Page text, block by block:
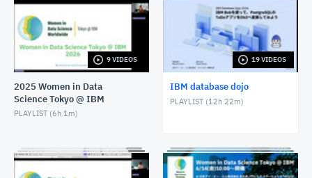
watsonx.data上のベクトル・データベース Milvusを
見てみよう
APRIL 30, 2025
RDS for Db2: 2025年3月最新情報アップデート
RDS for Db2 データ移行編 - Part3: Qレプリケーショ
ンでデータ連携
9 VIDEOS
2025 Women in Data
Science Tokyo @ IBM
PLAYLIST (6h 1m)
19 VIDEOS
IBM database dojo
PLAYLIST (12h 22m)